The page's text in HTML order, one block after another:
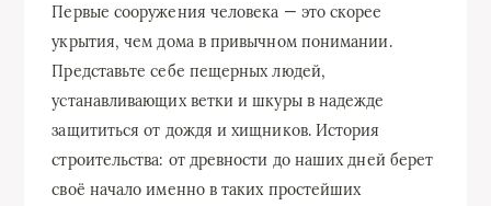
Первые сооружения человека — это скорее
укрытия, чем дома в привычном понимании.
Представьте себе пещерных людей,
устанавливающих ветки и шкуры в надежде
защититься от дождя и хищников. История
строительства: от древности до наших дней берет
своё начало именно в таких простейших